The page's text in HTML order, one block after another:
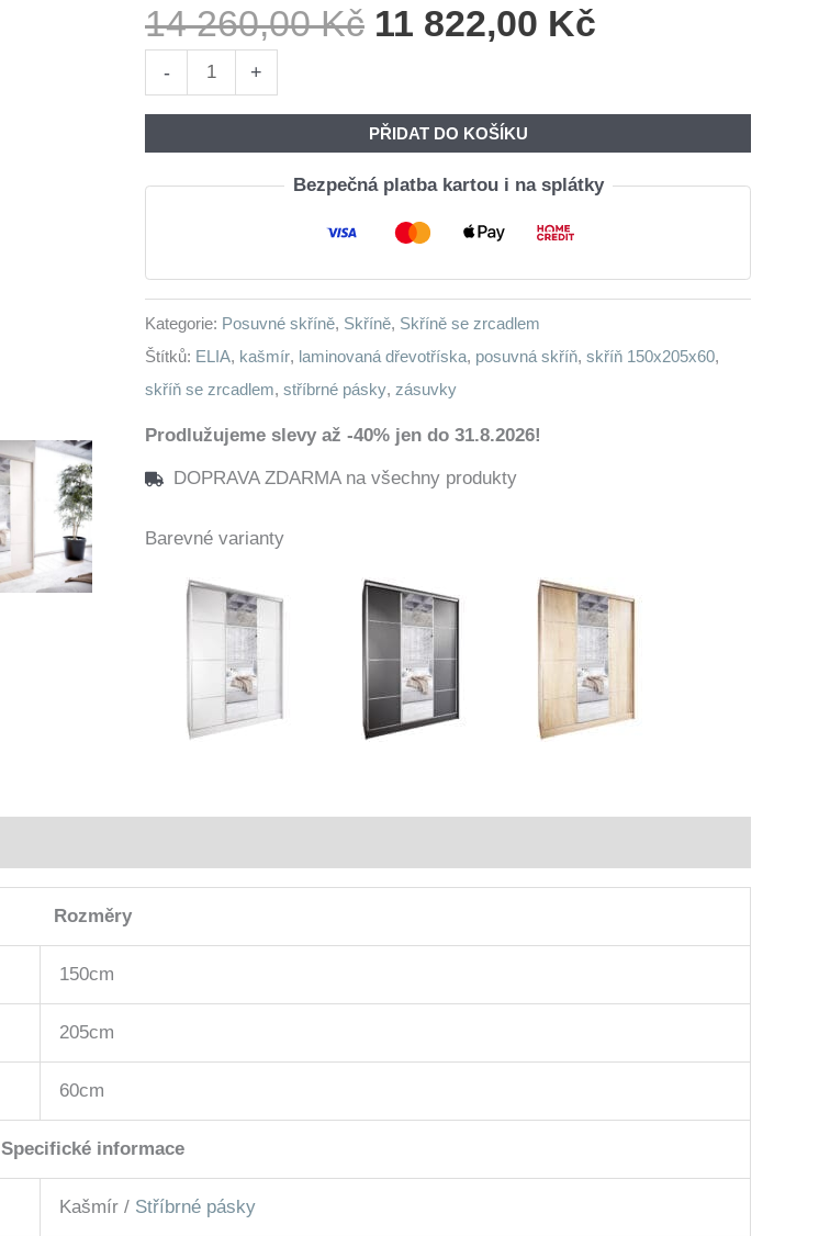
14 260,00Kč Původní
14
260,00 Kč.
11 822,00 Kč
822,00 Kč.
-
se
150
kašmír
množství
+
PŘIDAT DO KOŠÍKU
Bezpečná platba kartou i na splátky
Kategorie: Posuvné skříně, Skříně, Skříně se zrcadlem
Štítků: ELIA, kašmír, laminovaná dřevotříska, posuvná skříň, skříň 150x205x60,
skříň se zrcadlem, stříbrné pásky, zásuvky
Prodlužujeme slevy až -40% jen do 31.8.2026!
DOPRAVA ZDARMA na všechny produkty
Barevné varianty
Rozměry
150cm
205cm
60cm
Specifické informace
Kašmír / Stříbrné pásky